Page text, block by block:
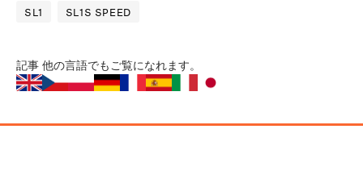
SL1 SL1S SPEED
記事 他の言語でもご覧になれます。